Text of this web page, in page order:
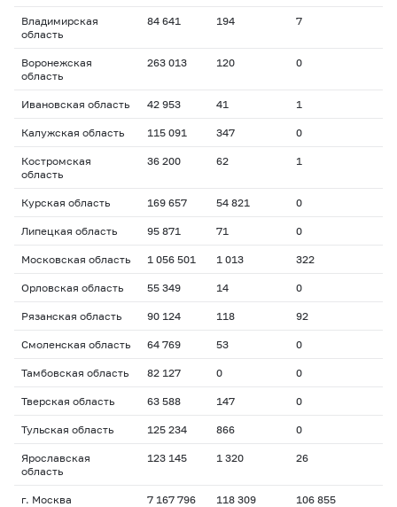
Владимирская
область
84 641 194 7
Воронежская
область
263 013 120 0
Ивановская область 42 953 41 1
Калужская область 115 091 347 0
Костромская
область
36 200 62 1
Курская область 169 657 54 821 0
Липецкая область 95 871 71 0
Московская область 1 056 501 1 013 322
Орловская область 55 349 14 0
Рязанская область 90 124 118 92
Смоленская область 64 769 53 0
Тамбовская область 82 127 0 0
Тверская область 63 588 147 0
Тульская область 125 234 866 0
Ярославская
область
123 145 1 320 26
г. Москва 7 167 796 118 309 106 855